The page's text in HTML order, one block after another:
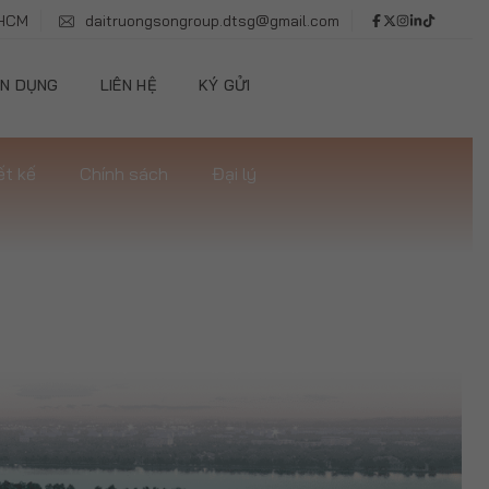
daitruongsongroup.dtsg@gmail.com
DỤNG LIÊN HỆ KÝ GỬI
kế Chính sách Đại lý